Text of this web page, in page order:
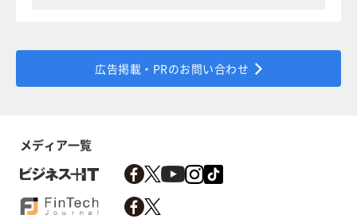
広告掲載・PRのお問い合わせ
メディア一覧